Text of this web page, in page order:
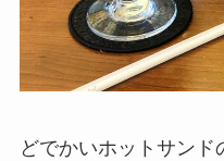
どでかいホットサンド